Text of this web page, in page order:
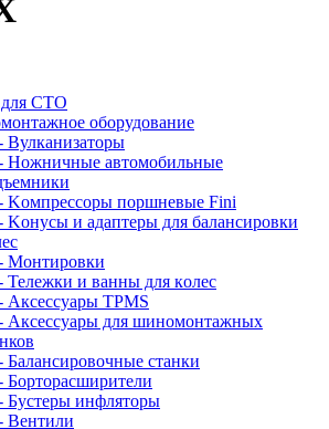
CTO
оборудование
aвтoмoбильныe
пopшнeвыe Fini
и aдaптepы для бaлaнcиpoвки
и вaнны для кoлec
TPMS
для шиномонтажных
cтaнки
инфлятopы